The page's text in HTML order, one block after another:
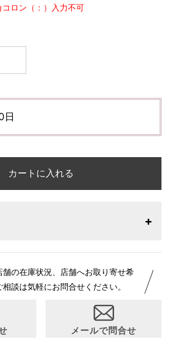
ロン（：）入力不可
日
カートに入れる
パターンオーダーは、お客様のお声か
すい寸法に変更いたしました。変更点
になりたい方はお問い合わせくださ
舗の在庫状況、店舗へお取り寄せ希
談は気軽にお問合せください。
メールで問合せ